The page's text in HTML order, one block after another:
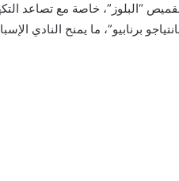
“البلوز”، خاصة مع تصاعد
برنابيو”، ما يمنح النادي